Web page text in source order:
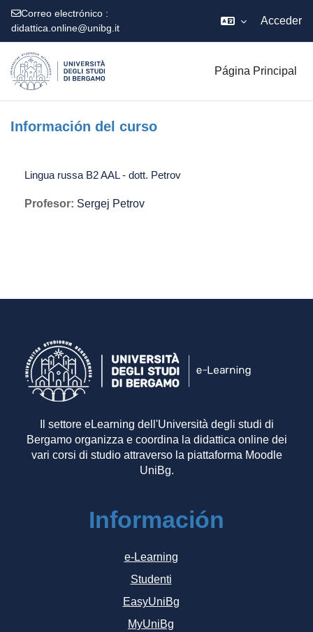
Correo electrónico :
didattica.online@unibg.it
Acceder
Página Principal
Información del curso
Lingua russa B2 AAL - dott. Petrov
Profesor: Sergej Petrov
Il settore eLearning dell'Università degli studi di
Bergamo organizza e coordina la didattica online dei
vari corsi di studio attraverso la piattaforma Moodle
UniBg.
Información
e-Learning
Studenti
EasyUniBg
MyUniBg